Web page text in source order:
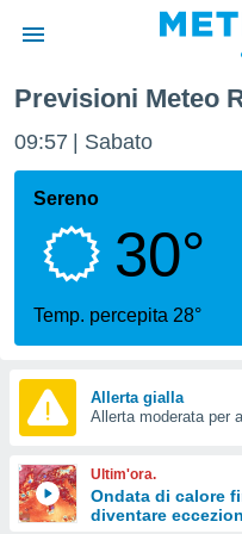
di
per
le
di
Web
le
Previsioni Meteo
09:57 Sabato
Sereno
30°
Temp. percepita 28°
Allerta gialla
Allerta moderata per
Ultim'ora.
Ondata di calore
diventare